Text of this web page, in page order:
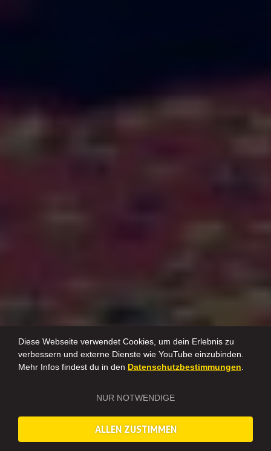
Diese Webseite verwendet Cookies, um dein Erlebnis zu
verbessern und externe Dienste wie YouTube einzubinden.
Mehr Infos findest du in den Datenschutzbestimmungen.
NUR NOTWENDIGE
ALLEN ZUSTIMMEN